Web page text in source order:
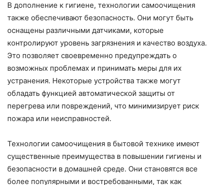
В дополнение к гигиене, технологии самоочищения
также обеспечивают безопасность. Они могут быть
оснащены различными датчиками, которые
контролируют уровень загрязнения и качество воздуха.
Это позволяет своевременно предупреждать о
возможных проблемах и принимать меры для их
устранения. Некоторые устройства также могут
обладать функцией автоматической защиты от
перегрева или повреждений, что минимизирует риск
пожара или неисправностей.
Технологии самоочищения в бытовой технике имеют
существенные преимущества в повышении гигиены и
безопасности в домашней среде. Они становятся все
более популярными и востребованными, так как